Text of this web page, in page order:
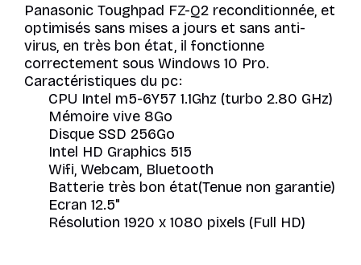
Panasonic Toughpad FZ-Q2 reconditionnée, et
optimisés sans mises a jours et sans anti-
virus, en très bon état, il fonctionne
correctement sous Windows 10 Pro.
Caractéristiques du pc:
CPU Intel m5-6Y57 1.1Ghz (turbo 2.80 GHz)
Mémoire vive 8Go
Disque SSD 256Go
Intel HD Graphics 515
Wifi, Webcam, Bluetooth
Batterie très bon état(Tenue non garantie)
Ecran 12.5"
Résolution 1920 x 1080 pixels (Full HD)